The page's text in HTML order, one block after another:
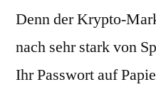
Denn der Krypto-
nach sehr stark von
Ihr Passwort auf